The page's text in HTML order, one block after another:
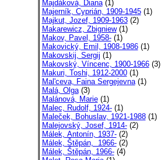
Majdáková, Diana(1)
Majerník, Cyprián, 1909-1945(1)
Majkut, Jozef, 1909-1963(2)
Makarewicz, Zbigniew(1)
Makov, Pavel, 1958-(1)
Makovický, Emil, 1908-1986(1)
Makovskij, Sergij (1)
Makovský, Víncenc, 1900-1966(3)
Makuri, Toshi, 1912-2000(1)
Mal'ceva, Faina Sergejevna(1)
Malá, Olga(3)
Malánová, Marie(1)
Malec, Rudolf, 1924-(1)
Maleček, Bohuslav, 1921-1988(1)
Malejovský, Josef, 1914-(2)
Málek, Antonín, 1937-(2)
Málek, Štěpán, 1966-(2)
Málek, Štěpán, 1966-(4)